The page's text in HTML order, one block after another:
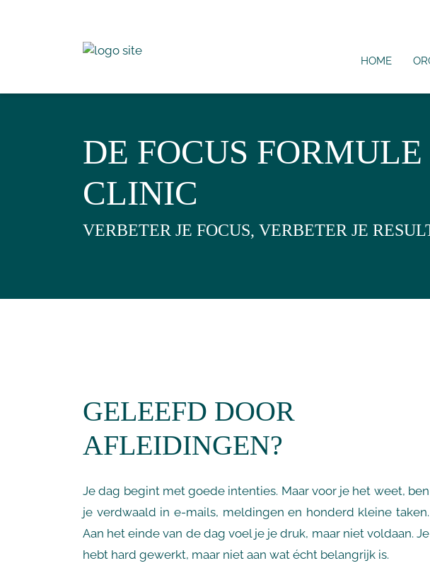
HOME
DE FOCUS
CLINIC
VERBETER JE FOCUS, VERBETER JE
GELEEFD DOOR
AFLEIDINGEN?
Je dag begint met goede intenties. Maar voor je het weet, ben
je verdwaald in e-mails, meldingen en honderd kleine taken.
Aan het einde van de dag voel je je druk, maar niet voldaan. Je
hebt hard gewerkt, maar niet aan wat écht belangrijk is.